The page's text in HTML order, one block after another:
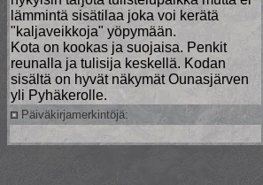
lämmintä sisätilaa joka voi kerätä
"kaljaveikkoja" yöpymään.
Kota on kookas ja suojaisa. Penkit
reunalla ja tulisija keskellä. Kodan
sisältä on hyvät näkymät Ounasjärven
yli Pyhäkerolle.
Päiväkirjamerkintöjä: